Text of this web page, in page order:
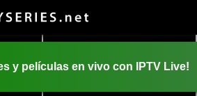
y películas en vivo con IPTV Live!